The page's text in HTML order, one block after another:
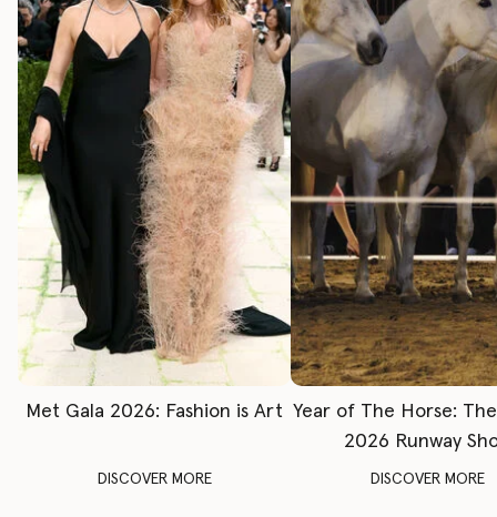
Met Gala 2026: Fashion is Art
DISCOVER MORE
Year of The Horse:
2026 Runway
DISCOVER MORE